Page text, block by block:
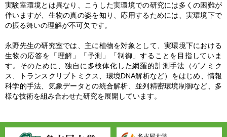
実験室環境とは異なり、こうした実環境での研究には多くの困難が
伴いますが、生物の真の姿を知り、応用するためには、実環境下で
の振る舞いの理解が不可欠です。
永野先生の研究室では、主に植物を対象として、実環境下における
生物の応答を「理解」「予測」「制御」することを目指していま
す。そのために、独自に多検体化した網羅的計測手法（ゲノミク
ス、トランスクリプトミクス、環境DNA解析など）をはじめ、情報
科学的手法、気象データとの統合解析、並列精密環境制御など、多
様な技術を組み合わせた研究を展開しています。